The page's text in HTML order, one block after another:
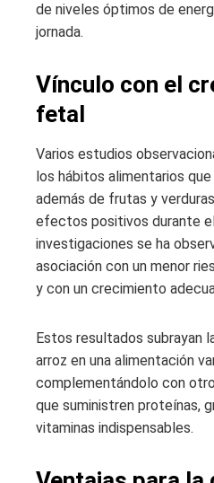
de niveles óptimos de
jornada.
Vínculo con el
fetal
Varios estudios
los hábitos alimentarios
además de frutas y
efectos positivos durante
investigaciones se ha
asociación con un menor
y con un crecimiento
Estos resultados subrayan
arroz en una alimentación
complementándolo con
que suministren proteínas,
vitaminas indispensables.